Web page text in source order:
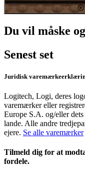
Du vil måske
Senest set
Juridisk
Logitech, Logi, deres
varemærker eller
Europe S.A. og/eller
lande. Alle andre
ejere. Se alle varemærker
Tilmeld dig for at
fordele.